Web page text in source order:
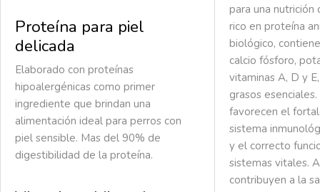
Proteína para piel
delicada
Elaborado con proteínas
hipoalergénicas como primer
ingrediente que brindan una
alimentación ideal para perros con
piel sensible. Mas del 90% de
digestibilidad de la proteína.
para una
rico en proteína
biológico,
calcio fósforo,
vitaminas A, D y
grasos
favorecen el
sistema
y el correcto
sistemas vitales.
contribuyen a la